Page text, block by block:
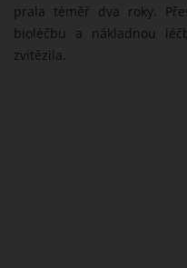
prala téměř dva roky.
bioléčbu a nákladnou
zvítězila.